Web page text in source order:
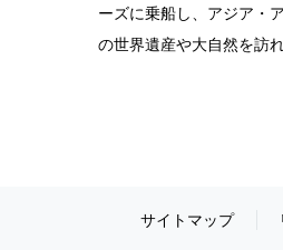
ーズに乗船し、アジア・
の世界遺産や大自然を訪
サイトマップ